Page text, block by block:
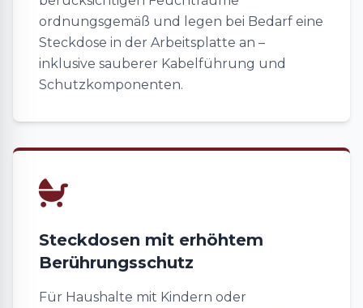
ordnungsgemäß und legen bei Bedarf eine
Steckdose in der Arbeitsplatte an –
inklusive sauberer Kabelführung und
Schutzkomponenten.
Steckdosen mit erhöhtem
Berührungsschutz
Für Haushalte mit Kindern oder